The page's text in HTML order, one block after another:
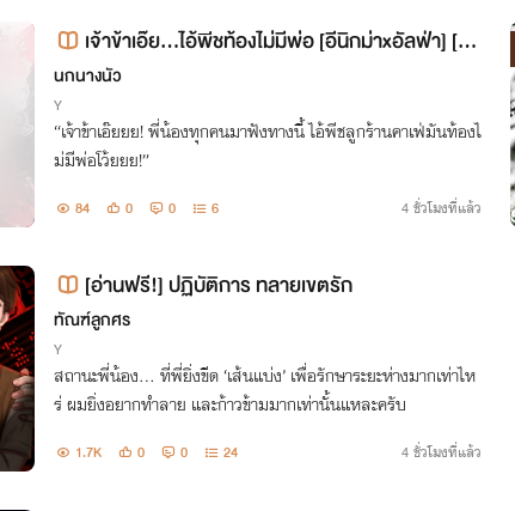
เจ้าข้าเอ๊ย...ไอ้พีชท้องไม่มีพ่อ [อีนิกม่าxอัลฟ่า] [อ่า
นฟรี]
นกนางนัว
Y
“เจ้าข้าเอ๊ยยย! พี่น้องทุกคนมาฟังทางนี้ ไอ้พีชลูกร้านคาเฟ่มันท้องไ
ม่มีพ่อโว้ยยย!”
84 0 0 6 4 ชั่วโมงที่แล้ว
[อ่านฟรี!] ปฏิบัติการ ทลายเขตรัก
ทัณฑ์ลูกศร
Y
สถานะพี่น้อง... ที่พี่ยิ่งขีด ‘เส้นแบ่ง’ เพื่อรักษาระยะห่างมากเท่าไห
ร่ ผมยิ่งอยากทำลาย และก้าวข้ามมากเท่านั้นแหละครับ
1.7K 0 0 24 4 ชั่วโมงที่แล้ว